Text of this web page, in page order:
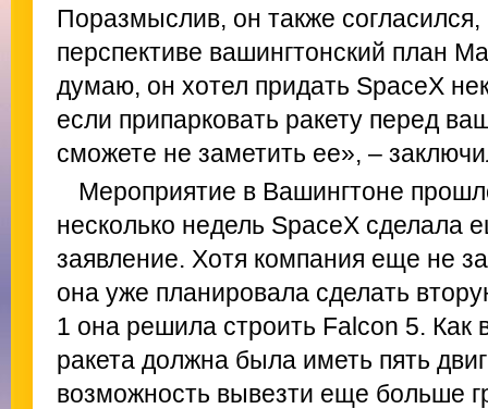
Поразмыслив, он также согласился,
перспективе вашингтонский план
думаю, он хотел придать SpaceX
если припарковать ракету перед
сможете не заметить ее», –
Мероприятие в Вашингтоне
несколько недель SpaceX сделала
заявление. Хотя компания еще не
она уже планировала сделать
1 она решила строить Falcon 5. Как
ракета должна была иметь пять
возможность вывезти еще больше